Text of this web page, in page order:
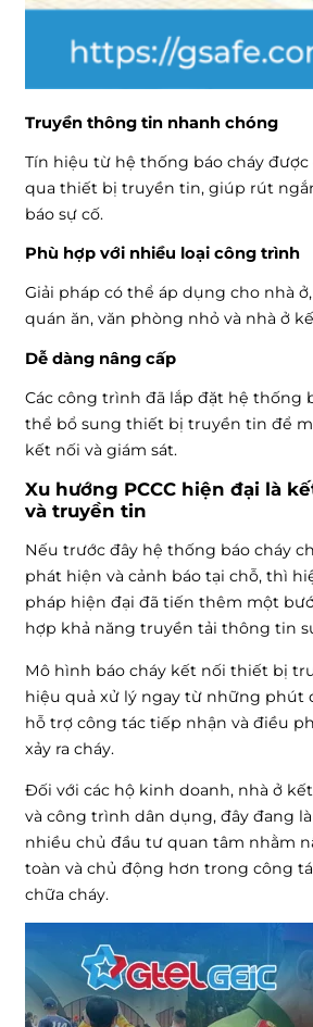
Truyền thông tin nhanh chóng
Tín hiệu từ hệ thống báo cháy
qua thiết bị truyền tin, giúp rút
báo sự cố.
Phù hợp với nhiều loại công trình
Giải pháp có thể áp dụng cho nhà
quán ăn, văn phòng nhỏ và nhà ở
Dễ dàng nâng cấp
Các công trình đã lắp đặt hệ thống
thể bổ sung thiết bị truyền tin để
kết nối và giám sát.
Xu hướng PCCC hiện đại là
và truyền tin
Nếu trước đây hệ thống báo cháy
phát hiện và cảnh báo tại chỗ, thì
pháp hiện đại đã tiến thêm một
hợp khả năng truyền tải thông tin
Mô hình báo cháy kết nối thiết bị
hiệu quả xử lý ngay từ những phút
hỗ trợ công tác tiếp nhận và điều
xảy ra cháy.
Đối với các hộ kinh doanh, nhà ở
và công trình dân dụng, đây đang
nhiều chủ đầu tư quan tâm nhằm
toàn và chủ động hơn trong công
chữa cháy.